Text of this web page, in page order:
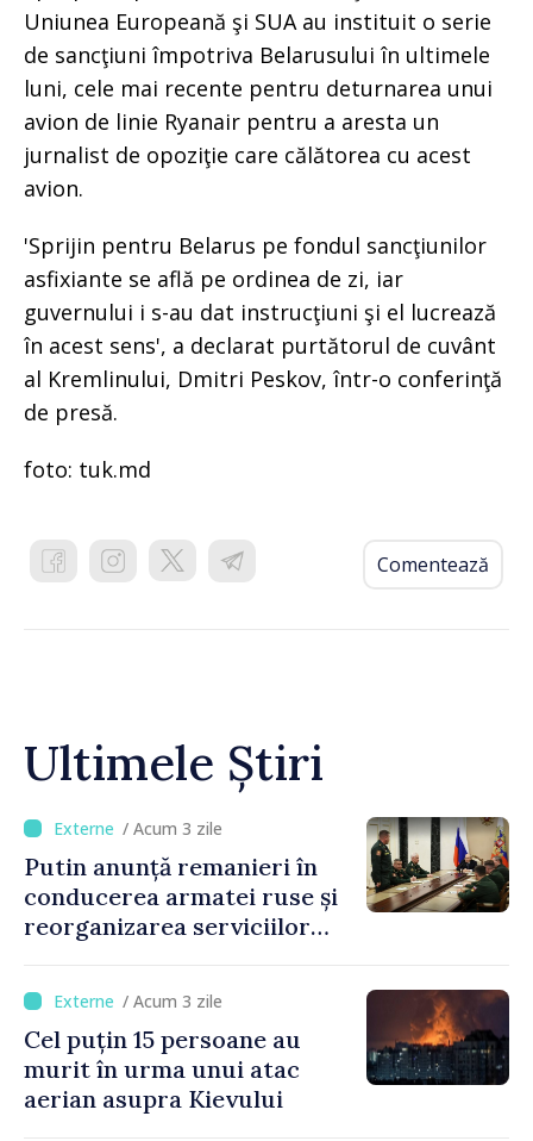
Uniunea Europeană şi SUA au instituit o serie
de sancţiuni împotriva Belarusului în ultimele
luni, cele mai recente pentru deturnarea unui
avion de linie Ryanair pentru a aresta un
jurnalist de opoziţie care călătorea cu acest
avion.
'Sprijin pentru Belarus pe fondul sancţiunilor
asfixiante se află pe ordinea de zi, iar
guvernului i s-au dat instrucţiuni şi el lucrează
în acest sens', a declarat purtătorul de cuvânt
al Kremlinului, Dmitri Peskov, într-o conferinţă
de presă.
foto: tuk.md
Comentează
Ultimele Știri
/ Acum 3 zile
Putin anunță remanieri în
conducerea armatei ruse și
reorganizarea serviciilor
/ Acum 3 zile
Cel puțin 15 persoane au
murit în urma unui atac
aerian asupra Kievului